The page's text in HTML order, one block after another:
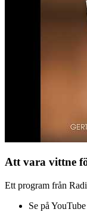
Att vara vittne
Ett program från
Se på YouTube